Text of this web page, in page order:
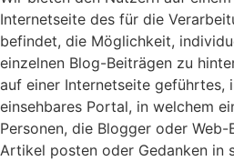
Internetseite des für die
befindet, die Möglichkeit,
einzelnen Blog-Beiträgen zu
auf einer Internetseite geführtes,
einsehbares Portal, in welchem
Personen, die Blogger oder
Artikel posten oder Gedanken in